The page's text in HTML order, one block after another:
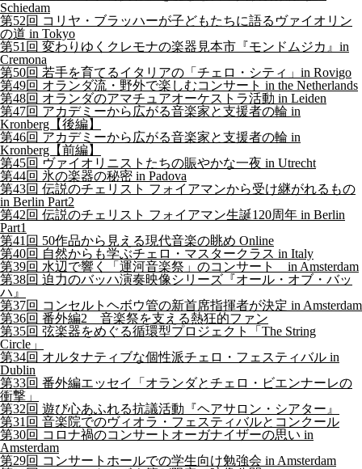
Schiedam
第52回 コリヤ・ブラッハーが子どもたちに語るヴァイオリン
の道 in Tokyo
第51回 変わりゆくクレモナの楽器見本市『モンドムジカ』in
Cremona
第50回 若手を育てるイタリアの「チェロ・シティ」in Rovigo
第49回 オランダ流・野外で楽しむコンサート in the Netherlands
第48回 オランダのアマチュアオーケストラ活動 in Leiden
第47回 アカデミーから広がる音楽家と支援者の輪 in
Kronberg【後編】
第46回 アカデミーから広がる音楽家と支援者の輪 in
Kronberg【前編】
第45回 ヴァイオリニストたちの賑やかな一夜 in Utrecht
第44回 氷の楽器の秘密 in Padova
第43回 伝説のチェリスト フォイアマンから受け継がれるもの
in Berlin Part2
第42回 伝説のチェリスト フォイアマン生誕120周年 in Berlin
Part1
第41回 50作品から見える現代音楽の眺め Online
第40回 自然からも学ぶチェロ・マスタークラス in Italy
第39回 水辺で響く「運河音楽祭」のコンサート in Amsterdam
第38回 迫力のバッハ演奏映像シリーズ『オール・オブ・バッ
ハ』
第37回 コンセルトヘボウ管の新首席指揮者が決定 in Amsterdam
第36回 番外編2 音楽祭を支える熱狂的ファン
第35回 弦楽器をめぐる循環型プロジェクト「The String
Circle」
第34回 オルタナティブな個性派チェロ・フェスティバル in
Dublin
第33回 番外編エッセイ「オランダとチェロ・ビエンナーレの
衝撃」
第32回 遊び心あふれる抗議活動『ヘアサロン・シアター』
第31回 音楽院でのヴィオラ・フェスティバルとコンクール
第30回 コロナ禍のコンサートオーガナイザーの思い in
Amsterdam
第29回 コンサートホールでの学生向け勉強会 in Amsterdam